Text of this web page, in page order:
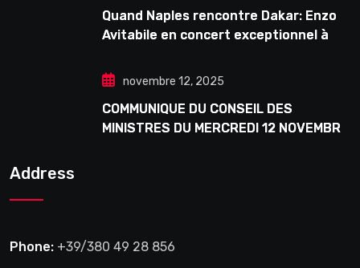
Quand Naples rencontre Dakar: Enzo
Avitabile en concert exceptionnel à
novembre 12, 2025
COMMUNIQUE DU CONSEIL DES
MINISTRES DU MERCREDI 12 NOVEMBRE
Address
Phone: +39/380 49 28 856